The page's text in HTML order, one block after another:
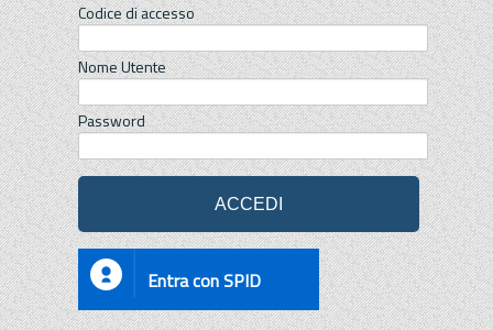
Codice di accesso
Nome Utente
Password
Entra con SPID